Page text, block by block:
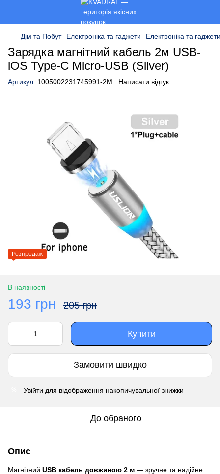
Дім та Побут Електроніка та гаджети Електроніка та
Зарядка магнітний кабель 2м USB-
iOS Type-C Micro-USB (Silver)
Артикул: 1005002231745991-2M Написати відгук
Розпродаж
В наявності
193 грн 205 грн
Купити
Замовити швидко
Увійти для відображення накопичувальної знижки
До обраного
Опис
Магнітний USB кабель довжиною 2 м — зручне та надійне